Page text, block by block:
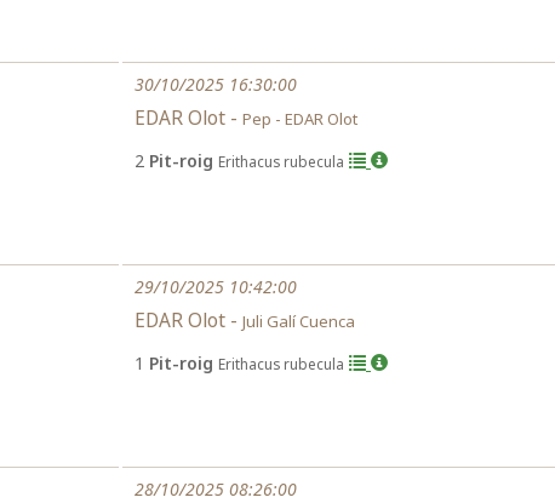
30/10/2025 16:30:00
EDAR Olot - Pep - EDAR Olot
2 Pit-roig Erithacus rubecula
29/10/2025 10:42:00
EDAR Olot - Juli Galí Cuenca
1 Pit-roig Erithacus rubecula
28/10/2025 08:26:00